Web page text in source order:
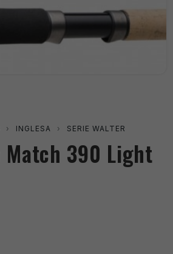
› INGLESA › SERIE WALTER
Match 390 Light